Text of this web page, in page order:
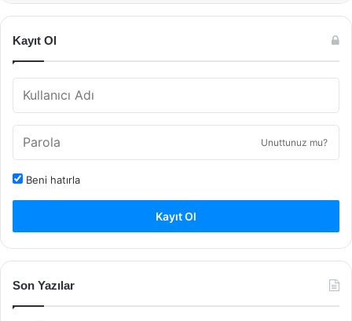
Kayıt Ol
Unuttunuz mu?
Beni hatırla
Kayıt Ol
Son Yazılar